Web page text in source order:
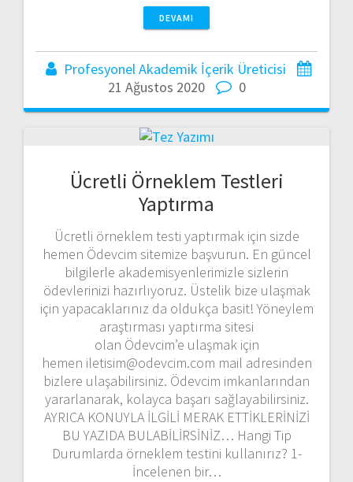
DEVAMI
Profesyonel Akademik İçerik Üreticisi
21 Ağustos 2020
0
Ücretli Örneklem Testleri
Yaptırma
Ücretli örneklem testi yaptırmak için sizde
hemen Ödevcim sitemize başvurun. En güncel
bilgilerle akademisyenlerimizle sizlerin
ödevlerinizi hazırlıyoruz. Üstelik bize ulaşmak
için yapacaklarınız da oldukça basit! Yöneylem
araştırması yaptırma sitesi
olan Ödevcim’e ulaşmak için
hemen iletisim@odevcim.com mail adresinden
bizlere ulaşabilirsiniz. Ödevcim imkanlarından
yararlanarak, kolayca başarı sağlayabilirsiniz.
AYRICA KONUYLA İLGİLİ MERAK ETTİKLERİNİZİ
BU YAZIDA BULABİLİRSİNİZ… Hangi Tip
Durumlarda örneklem testini kullanırız? 1-
İncelenen bir…